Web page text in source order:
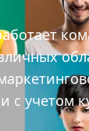
с учетом